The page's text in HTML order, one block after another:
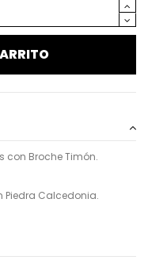
con Broche Timón.
Piedra Calcedonia.